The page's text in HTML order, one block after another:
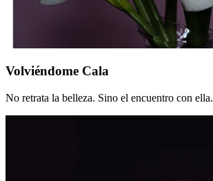
Volviéndome
Volviéndome Cala
No retrata la belleza. Sino el encuentro con ella.